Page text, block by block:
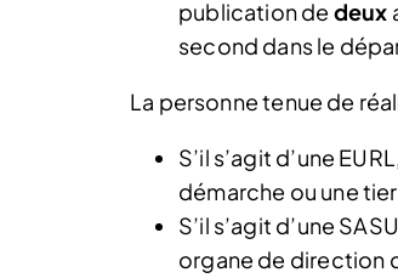
publication de deux
second dans le
La personne tenue de
S’il s’agit d’une
démarche ou une
S’il s’agit d’une
organe de direction